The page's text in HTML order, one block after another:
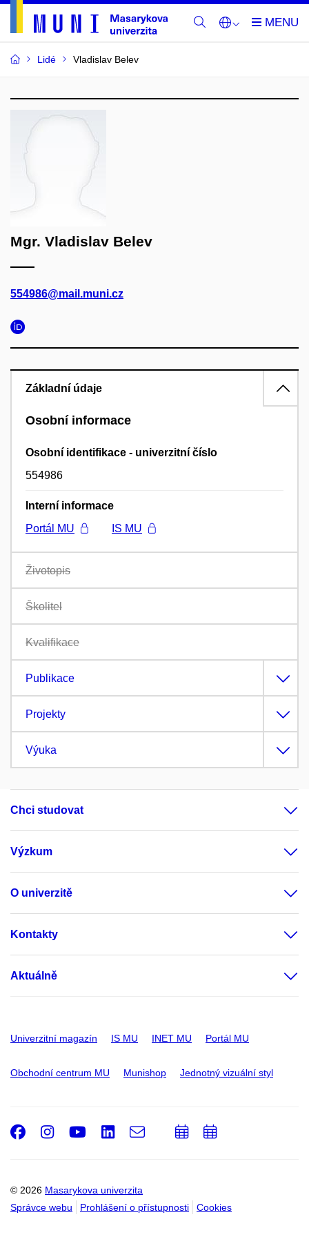
Lidé Vladislav Belev
Mgr. Vladislav Belev
554986@mail.muni.cz
Základní údaje
Osobní informace
Osobní identifikace - univerzitní číslo
554986
Interní informace
Portál MU
IS MU
Životopis
Školitel
Kvalifikace
Publikace
Projekty
Výuka
Chci studovat
Výzkum
O univerzitě
Kontakty
Aktuálně
Univerzitní magazín IS MU INET MU Portál MU
Obchodní centrum MU Munishop Jednotný vizuální styl
© 2026 Masarykova univerzita
Správce webu
Prohlášení o přístupnosti Cookies
Facebook
Instagram
Youtube
LinkedIn
e-
PřidatPřidat